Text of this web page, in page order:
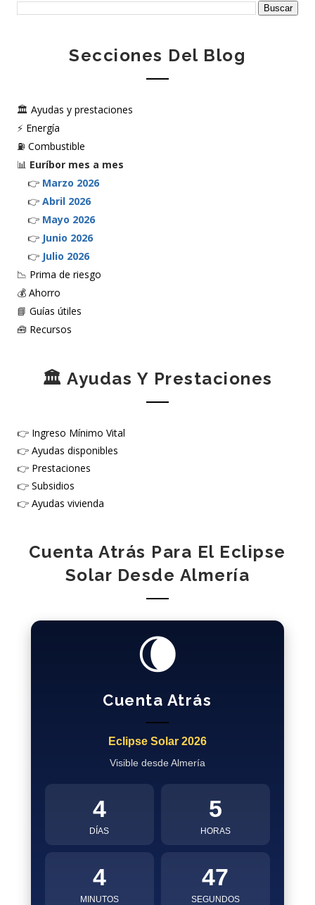
Secciones Del Blog
🏛️ Ayudas y prestaciones
⚡ Energía
⛽ Combustible
📊 Euríbor mes a mes
👉 Marzo 2026
👉 Abril 2026
👉 Mayo 2026
👉 Junio 2026
👉 Julio 2026
📉 Prima de riesgo
💰 Ahorro
📘 Guías útiles
🧰 Recursos
🏛️ Ayudas Y Prestaciones
👉 Ingreso Mínimo Vital
👉 Ayudas disponibles
👉 Prestaciones
👉 Subsidios
👉 Ayudas vivienda
Cuenta Atrás Para El Eclipse
Solar Desde Almería
🌘
Cuenta Atrás
Eclipse Solar 2026
Visible desde Almería
4
DÍAS
5
HORAS
4
MINUTOS
47
SEGUNDOS